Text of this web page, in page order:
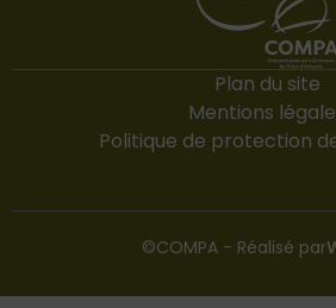
Plan du site
Mentions
Politique de protection
©COMPA - Réalisé par